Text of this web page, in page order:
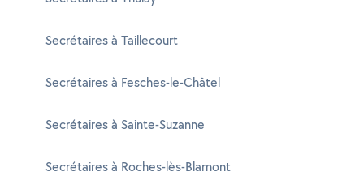
Secrétaires à Taillecourt
Secrétaires à Fesches-le-Châtel
Secrétaires à Sainte-Suzanne
Secrétaires à Roches-lès-Blamont